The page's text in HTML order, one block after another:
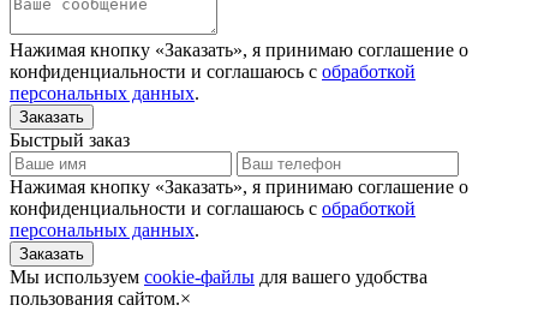
Нажимая кнопку «Заказать», я принимаю соглашение о
конфиденциальности и соглашаюсь с обработкой
персональных данных.
Быстрый заказ
Нажимая кнопку «Заказать», я принимаю соглашение о
конфиденциальности и соглашаюсь с обработкой
персональных данных.
Мы используем cookie-файлы для вашего удобства
пользования сайтом.×